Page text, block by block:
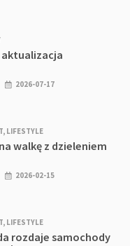
aktualizacja
2026-07-17
, LIFESTYLE
walkę z dzieleniem
2026-02-15
, LIFESTYLE
rozdaje samochody